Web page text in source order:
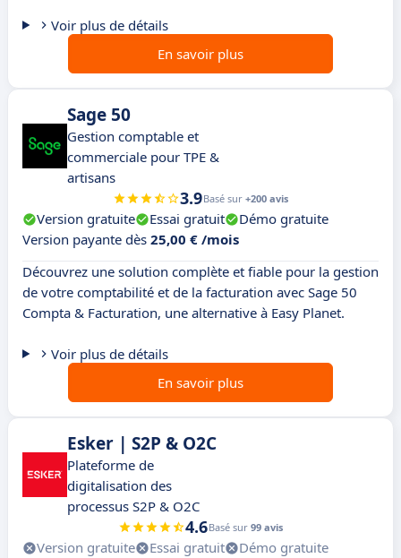
Voir plus de détails
En savoir plus
Sage 50
Gestion comptable et
commerciale pour TPE &
artisans
3.9Basé sur +200 avis
Version gratuite Essai gratuit
Démo gratuite
Version payante dès 25,00 € /mois
Découvrez une solution complète et fiable pour la gestion
de votre comptabilité et de la facturation avec Sage 50
Compta & Facturation, une alternative à Easy Planet.
Voir plus de détails
En savoir plus
Esker | S2P & O2C
Plateforme de
digitalisation des
processus S2P & O2C
4.6Basé sur 99 avis
Version gratuite Essai gratuit
Démo gratuite